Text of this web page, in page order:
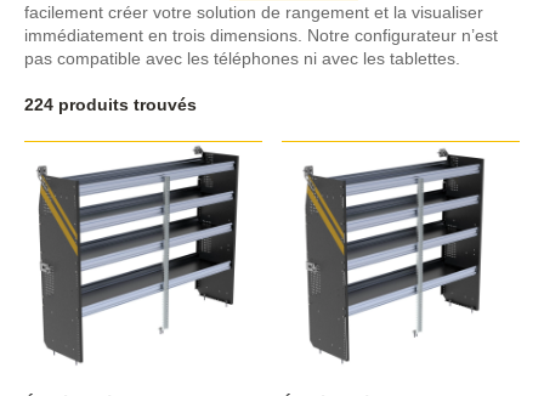
facilement créer votre solution de rangement et la visualiser
immédiatement en trois dimensions. Notre configurateur n’est
pas compatible avec les téléphones ni avec les tablettes.
224 produits trouvés